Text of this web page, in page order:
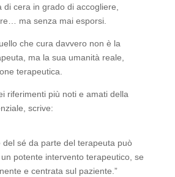
di cera in grado di accogliere,
ma senza mai esporsi.
che cura davvero non è la
ma la sua umanità reale,
terapeutica.
riferimenti più noti e amati della
scrive:
del sé da parte del terapeuta può
potente intervento terapeutico, se
e centrata sul paziente.”